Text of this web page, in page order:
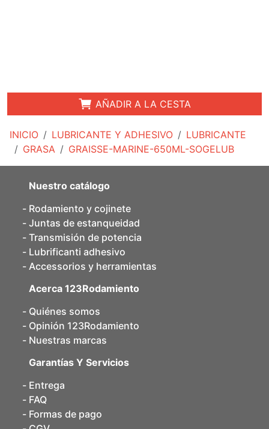
INICIO LUBRICANTE Y ADHESIVO
LUBRICANTE
GRASA
GRAISSE-MARINE-650ML-SOGELUB
AÑADIR A LA CESTA
Nuestro catálogo
Rodamiento y cojinete
Juntas de estanqueidad
Transmisión de potencia
Lubrificanti adhesivo
Accessorios y herramientas
Acerca 123Rodamiento
Quiénes somos
Opinión 123Rodamiento
Nuestras marcas
Garantías Y Servicios
Entrega
FAQ
Formas de pago